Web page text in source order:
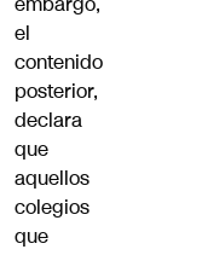
el
contenido
posterior,
declara
que
aquellos
colegios
que